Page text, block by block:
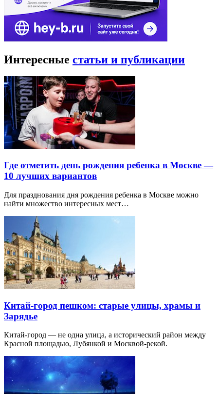
Интересные статьи и публикации
Где отметить день рождения ребенка в Москве —
10 лучших вариантов
Для празднования дня рождения ребенка в Москве можно
найти множество интересных мест…
Китай-город пешком: старые улицы, храмы и
Зарядье
Китай-город — не одна улица, а исторический район между
Красной площадью, Лубянкой и Москвой-рекой.